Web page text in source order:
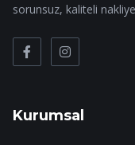
sorunsuz, kaliteli
Kurumsal